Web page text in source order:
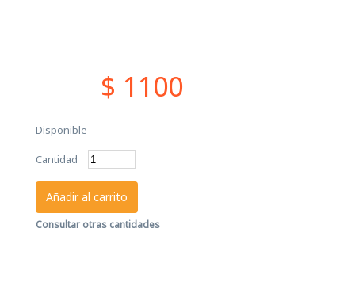
$ 1100
Disponible
Cantidad
Añadir al carrito
Consultar otras cantidades